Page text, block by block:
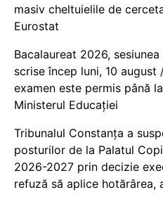
masiv cheltuielile de
Eurostat
Bacalaureat 2026,
scrise încep luni, 10 august
examen este permis până
Ministerul Educației
Tribunalul Constanța a
posturilor de la Palatul
2026-2027 prin decizie
refuză să aplice hotărârea,